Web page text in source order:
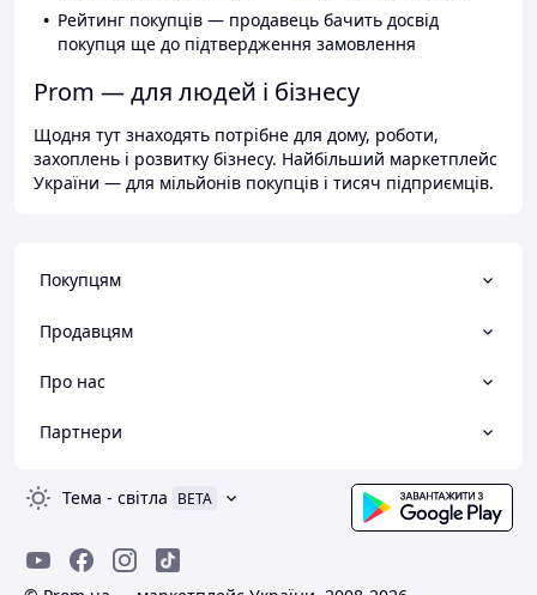
Рейтинг покупців — продавець бачить досвід
покупця ще до підтвердження замовлення
Prom — для людей і бізнесу
Щодня тут знаходять потрібне для дому, роботи,
захоплень і розвитку бізнесу. Найбільший маркетплейс
України — для мільйонів покупців і тисяч підприємців.
Покупцям
Продавцям
Про нас
Партнери
Тема - світла BETA